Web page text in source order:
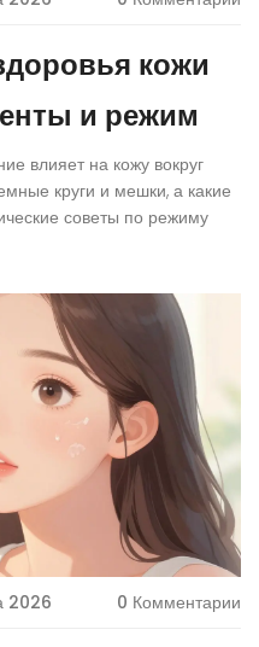
кожи
и режим
влияет на кожу вокруг
круги и мешки, а какие
советы по режиму
2026 0 Комментарии